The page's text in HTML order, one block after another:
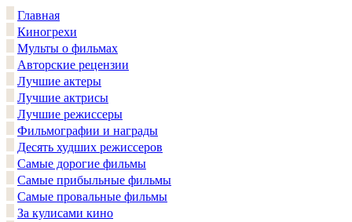
Главная
Киногрехи
Мульты о фильмах
Авторские рецензии
Лучшие актеры
Лучшие актрисы
Лучшие режиссеры
Фильмографии и награды
Десять худших режиссеров
Самые дорогие фильмы
Самые прибыльные фильмы
Самые провальные фильмы
За кулисами кино